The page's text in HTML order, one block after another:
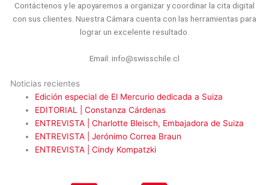
Contáctenos y le apoyaremos a organizar y coordinar la cita digital
con sus clientes. Nuestra Cámara cuenta con las herramientas para
lograr un excelente resultado.
Email: info@swisschile.cl
Noticias recientes
Edición especial de El Mercurio dedicada a Suiza
EDITORIAL | Constanza Cárdenas
ENTREVISTA | Charlotte Bleisch, Embajadora de Suiza
ENTREVISTA | Jerónimo Correa Braun
ENTREVISTA | Cindy Kompatzki